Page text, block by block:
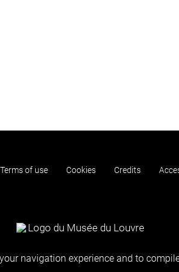
Terms of use Cookies Credits
navigation experience and to